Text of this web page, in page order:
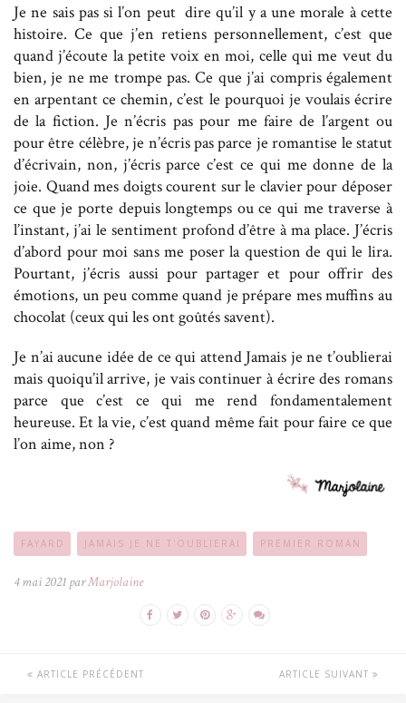
Je ne sais pas si l’on peut dire qu’il y a une morale à cette
histoire. Ce que j’en retiens personnellement, c’est que
quand j’écoute la petite voix en moi, celle qui me veut du
bien, je ne me trompe pas. Ce que j’ai compris également
en arpentant ce chemin, c’est le pourquoi je voulais écrire
de la fiction. Je n’écris pas pour me faire de l’argent ou
pour être célèbre, je n’écris pas parce je romantise le statut
d’écrivain, non, j’écris parce c’est ce qui me donne de la
joie. Quand mes doigts courent sur le clavier pour déposer
ce que je porte depuis longtemps ou ce qui me traverse à
l’instant, j’ai le sentiment profond d’être à ma place. J’écris
d’abord pour moi sans me poser la question de qui le lira.
Pourtant, j’écris aussi pour partager et pour offrir des
émotions, un peu comme quand je prépare mes muffins au
chocolat (ceux qui les ont goûtés savent).
Je n’ai aucune idée de ce qui attend Jamais je ne t’oublierai
mais quoiqu’il arrive, je vais continuer à écrire des romans
parce que c’est ce qui me rend fondamentalement
heureuse. Et la vie, c’est quand même fait pour faire ce que
l’on aime, non ?
FAYARD JAMAIS JE NE T'OUBLIERAI PREMIER ROMAN
4 mai 2021 parMarjolaine
ARTICLE PRÉCÉDENT ARTICLE SUIVANT